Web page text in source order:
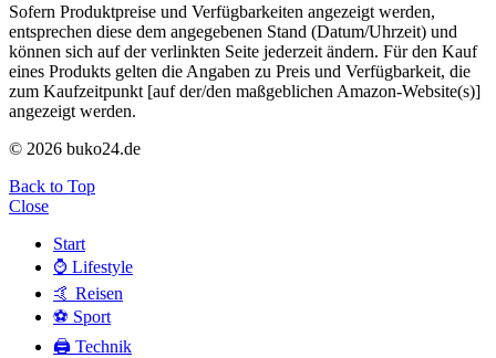
Sofern Produktpreise und Verfügbarkeiten angezeigt werden,
entsprechen diese dem angegebenen Stand (Datum/Uhrzeit) und
können sich auf der verlinkten Seite jederzeit ändern. Für den Kauf
eines Produkts gelten die Angaben zu Preis und Verfügbarkeit, die
zum Kaufzeitpunkt [auf der/den maßgeblichen Amazon-Website(s)]
angezeigt werden.
© 2026 buko24.de
Back to Top
Close
Start
⌚️ Lifestyle
🤙 Reisen
⚽️ Sport
🖨️ Technik